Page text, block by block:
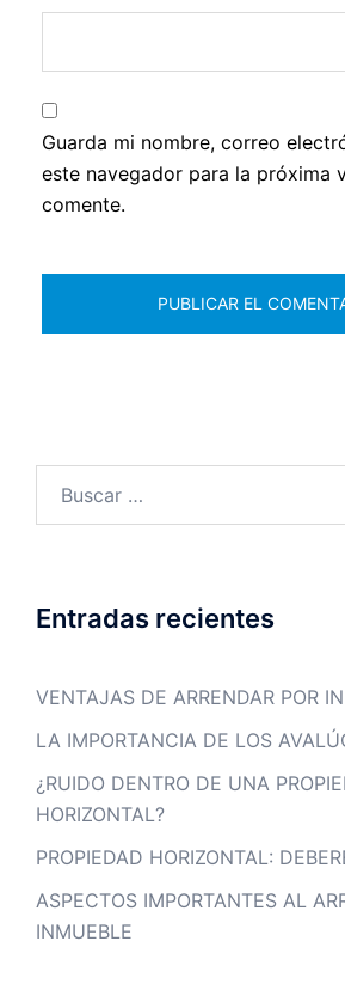
Guarda mi nombre, correo
este navegador para la próxima
comente.
Entradas recientes
VENTAJAS DE ARRENDAR POR
LA IMPORTANCIA DE LOS
¿RUIDO DENTRO DE UNA
HORIZONTAL?
PROPIEDAD HORIZONTAL:
ASPECTOS IMPORTANTES AL
INMUEBLE